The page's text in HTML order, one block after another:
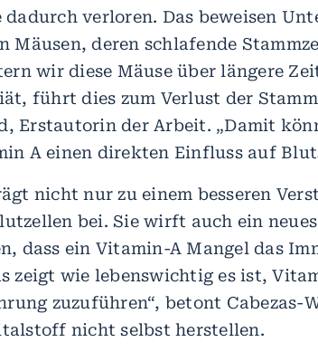
dadurch verloren. Das beweisen
Mäusen, deren schlafende
wir diese Mäuse über längere
führt dies zum Verlust der
Erstautorin der Arbeit. „Damit
A einen direkten Einfluss auf
nicht nur zu einem besseren
bei. Sie wirft auch ein
dass ein Vitamin-A Mangel das
zeigt wie lebenswichtig es ist,
zuzuführen“, betont Cabezas-
nicht selbst herstellen.